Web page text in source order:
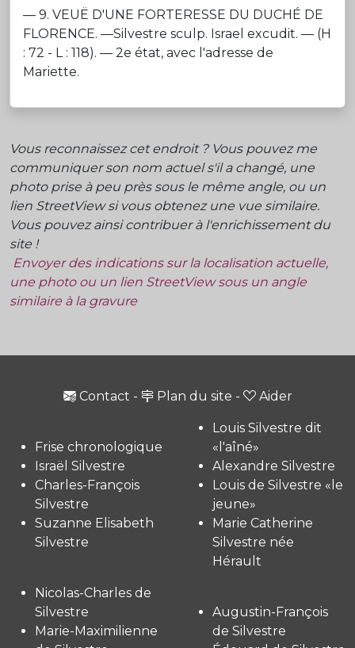
— 9. VEUË D'UNE FORTERESSE DU DUCHÉ DE
FLORENCE. —Silvestre sculp. Israel excudit. — (H
: 72 - L : 118). — 2e état, avec l'adresse de
Mariette.
Vous reconnaissez cet endroit ? Vous pouvez me
communiquer son nom actuel s'il a changé, une
photo prise à peu près sous le même angle, ou un
lien StreetView si vous obtenez une vue similaire.
Vous pouvez ainsi contribuer à l'enrichissement du
site !
Envoyer des indications sur la localisation actuelle,
une photo ou un lien StreetView sous un angle
similaire à la gravure
Contact - Plan du site - Aider
Frise chronologique
Israël Silvestre
Charles-François
Silvestre
Suzanne Elisabeth
Silvestre
Louis Silvestre dit
«l'aîné»
Alexandre Silvestre
Louis de Silvestre «le
jeune»
Marie Catherine
Silvestre née
Hérault
Nicolas-Charles de
Silvestre
Marie-Maximilienne
Augustin-François
de Silvestre